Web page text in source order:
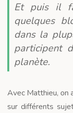
Et puis il
quelques
dans la
participent
planète.
Avec Matthieu, on
sur différents